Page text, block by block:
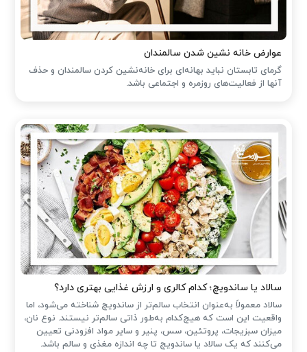
عوارض خانه نشین شدن سالمندان
گرمای تابستان نباید بهانه‌ای برای خانه‌نشین کردن سالمندان و حذف
آنها از فعالیت‌های روزمره و اجتماعی باشد.
سالاد یا ساندویچ؛ کدام کالری و ارزش غذایی بهتری دارد؟
سالاد معمولاً به‌عنوان انتخاب سالم‌تر از ساندویچ شناخته می‌شود، اما
واقعیت این است که هیچ‌کدام به‌طور ذاتی سالم‌تر نیستند. نوع نان،
میزان سبزیجات، پروتئین، سس، پنیر و سایر مواد افزودنی تعیین
می‌کنند که یک سالاد یا ساندویچ تا چه اندازه مغذی و سالم باشد.